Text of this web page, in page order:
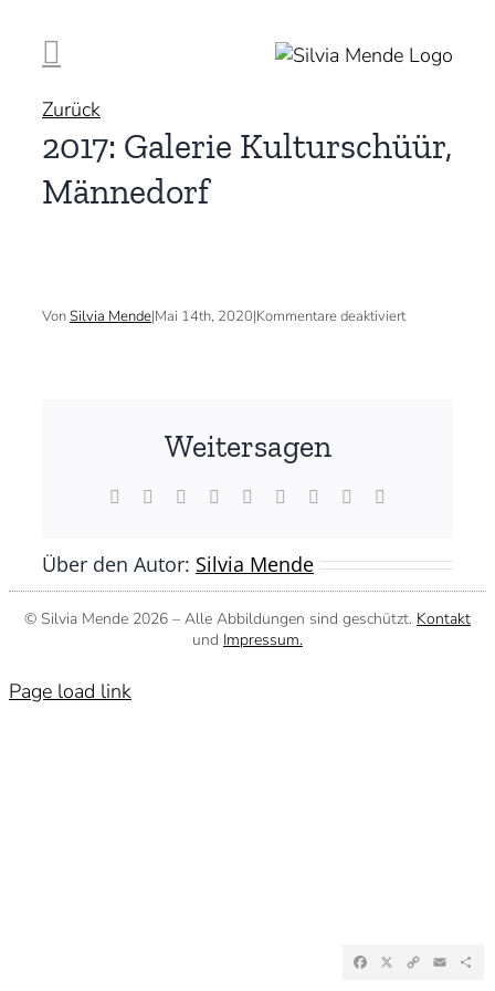
Inhalt
springen
Zurück
2017: Galerie Kulturschüür,
Männedorf
VonSilvia Mende|Mai 14th, 2020|Kommentare deaktiviertfür
Weitersagen
Facebook Reddit LinkedInWhatsApp
TumblrPinterest
Über den Autor: Silvia Mende
© Silvia Mende 2026 – Alle Abbildungen sind geschützt. Kontakt
und Impressum.
Page load link
Facebook
X CopyEmail